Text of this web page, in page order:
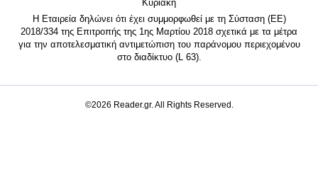
Κυριακή
Η Εταιρεία δηλώνει ότι έχει συμμορφωθεί με τη Σύσταση (ΕΕ)
2018/334 της Επιτροπής της 1ης Μαρτίου 2018 σχετικά με τα μέτρα
για την αποτελεσματική αντιμετώπιση του παράνομου περιεχομένου
στο διαδίκτυο (L 63).
©2026 Reader.gr. All Rights Reserved.